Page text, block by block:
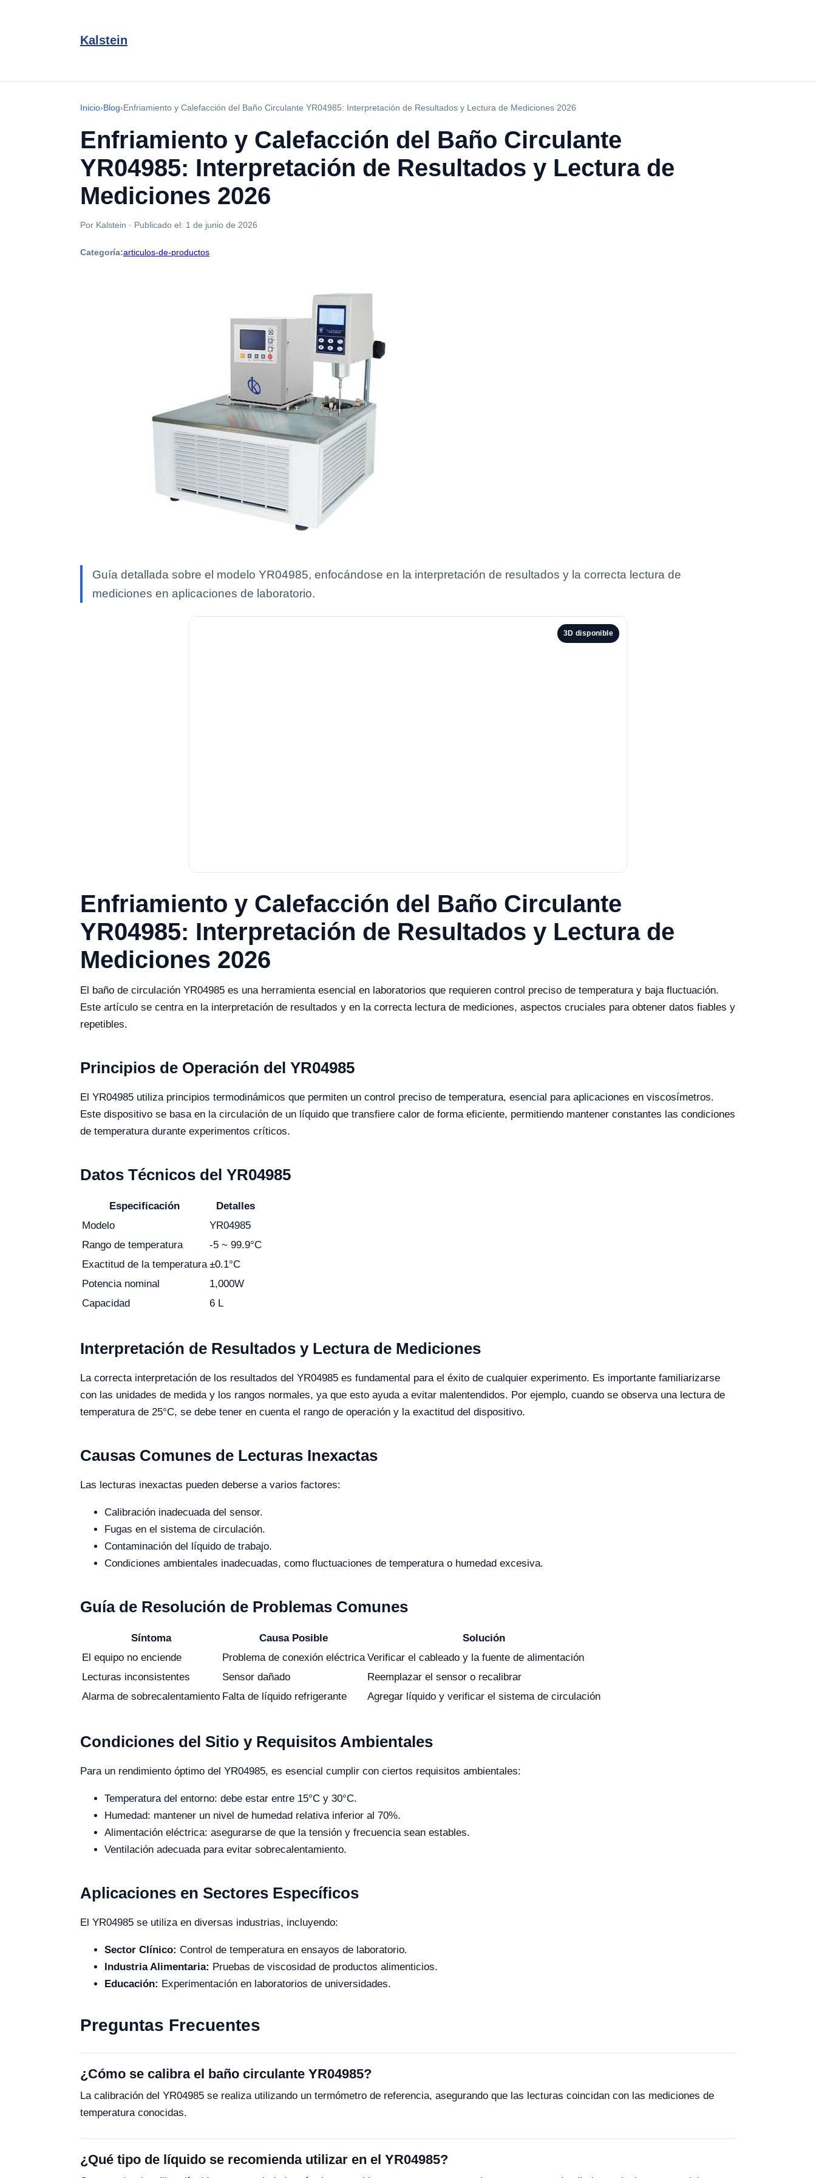
Kalstein
Inicio›Blog›Enfriamiento y Calefacción del Baño Circulante YR04985: Interpretación de Resultados y Lectura de Mediciones 2026
Enfriamiento y Calefacción del Baño Circulante
YR04985: Interpretación de Resultados y Lectura de
Mediciones 2026
Por Kalstein · Publicado el: 1 de junio de 2026
Categoría:articulos-de-productos
Guía detallada sobre el modelo YR04985, enfocándose en la interpretación de resultados y la correcta lectura de
mediciones en aplicaciones de laboratorio.
3D disponible
Enfriamiento y Calefacción del Baño Circulante
YR04985: Interpretación de Resultados y Lectura de
Mediciones 2026
El baño de circulación YR04985 es una herramienta esencial en laboratorios que requieren control preciso de temperatura y baja fluctuación.
Este artículo se centra en la interpretación de resultados y en la correcta lectura de mediciones, aspectos cruciales para obtener datos fiables y
repetibles.
Principios de Operación del YR04985
El YR04985 utiliza principios termodinámicos que permiten un control preciso de temperatura, esencial para aplicaciones en viscosímetros.
Este dispositivo se basa en la circulación de un líquido que transfiere calor de forma eficiente, permitiendo mantener constantes las condiciones
de temperatura durante experimentos críticos.
Datos Técnicos del YR04985
Especificación
Detalles
Modelo
YR04985
Rango de temperatura
-5 ~ 99.9°C
Exactitud de la temperatura ±0.1°C
Potencia nominal
1,000W
Capacidad
6 L
Interpretación de Resultados y Lectura de Mediciones
La correcta interpretación de los resultados del YR04985 es fundamental para el éxito de cualquier experimento. Es importante familiarizarse
con las unidades de medida y los rangos normales, ya que esto ayuda a evitar malentendidos. Por ejemplo, cuando se observa una lectura de
temperatura de 25°C, se debe tener en cuenta el rango de operación y la exactitud del dispositivo.
Causas Comunes de Lecturas Inexactas
Las lecturas inexactas pueden deberse a varios factores:
Calibración inadecuada del sensor.
Fugas en el sistema de circulación.
Contaminación del líquido de trabajo.
Condiciones ambientales inadecuadas, como fluctuaciones de temperatura o humedad excesiva.
Guía de Resolución de Problemas Comunes
Síntoma Causa Posible
Solución
El equipo no enciende
Problema de conexión eléctrica Verificar el cableado y la fuente de alimentación
Lecturas inconsistentes
Sensor dañado
Reemplazar el sensor o recalibrar
Alarma de sobrecalentamiento Falta de líquido refrigerante Agregar líquido y verificar el sistema de circulación
Condiciones del Sitio y Requisitos Ambientales
Para un rendimiento óptimo del YR04985, es esencial cumplir con ciertos requisitos ambientales:
Temperatura del entorno: debe estar entre 15°C y 30°C.
Humedad: mantener un nivel de humedad relativa inferior al 70%.
Alimentación eléctrica: asegurarse de que la tensión y frecuencia sean estables.
Ventilación adecuada para evitar sobrecalentamiento.
Aplicaciones en Sectores Específicos
El YR04985 se utiliza en diversas industrias, incluyendo:
Sector Clínico: Control de temperatura en ensayos de laboratorio.
Industria Alimentaria: Pruebas de viscosidad de productos alimenticios.
Educación: Experimentación en laboratorios de universidades.
Preguntas Frecuentes
¿Cómo se calibra el baño circulante YR04985?
La calibración del YR04985 se realiza utilizando un termómetro de referencia, asegurando que las lecturas coincidan con las mediciones de
temperatura conocidas.
¿Qué tipo de líquido se recomienda utilizar en el YR04985?